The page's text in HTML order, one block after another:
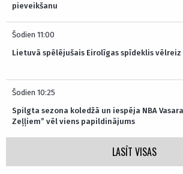
pieveikšanu
Šodien 11:00
Lietuvā spēlējušais Eirolīgas spīdeklis vēlreiz
Šodien 10:25
Spilgta sezona koledžā un iespēja NBA
Zeļļiem” vēl viens papildinājums
LASĪT VISAS